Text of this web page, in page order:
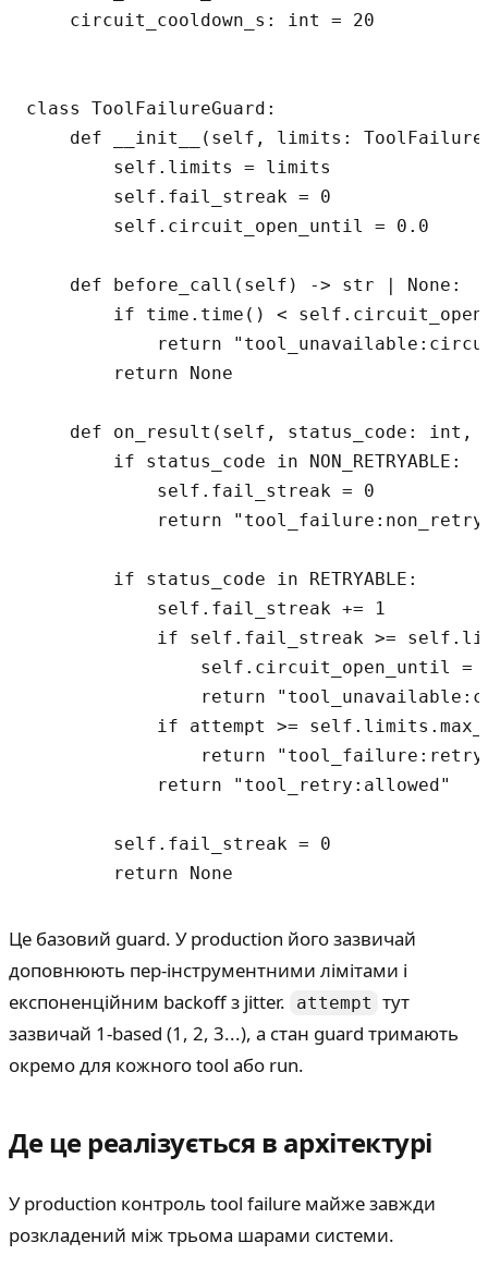
    circuit_cooldown_s: int = 20
class ToolFailureGuard:
def __init__(self, limits:
        self.limits = limits
        self.fail_streak = 0
        self.circuit_open_until = 0.0
    def before_call(self) -> str | None:
if time.time() <
return
        return None
def on_result(self, status_code: int,
        if status_code in NON_RETRYABLE:
            self.fail_streak = 0
return
        if status_code in RETRYABLE:
            self.fail_streak += 1
if self.fail_streak >=
self.circuit_open_until =
return
if attempt >=
return
            return "tool_retry:allowed"
        self.fail_streak = 0
Це базовий guard. У production його зазвичай
доповнюють пер-інструментними лімітами і
експоненційним backoff з jitter.
attempt тут
зазвичай 1-based (1, 2, 3...), а стан guard тримають
окремо для кожного tool або run.
Де це реалізується в архітектурі
У production контроль tool failure майже завжди
розкладений між трьома шарами системи.